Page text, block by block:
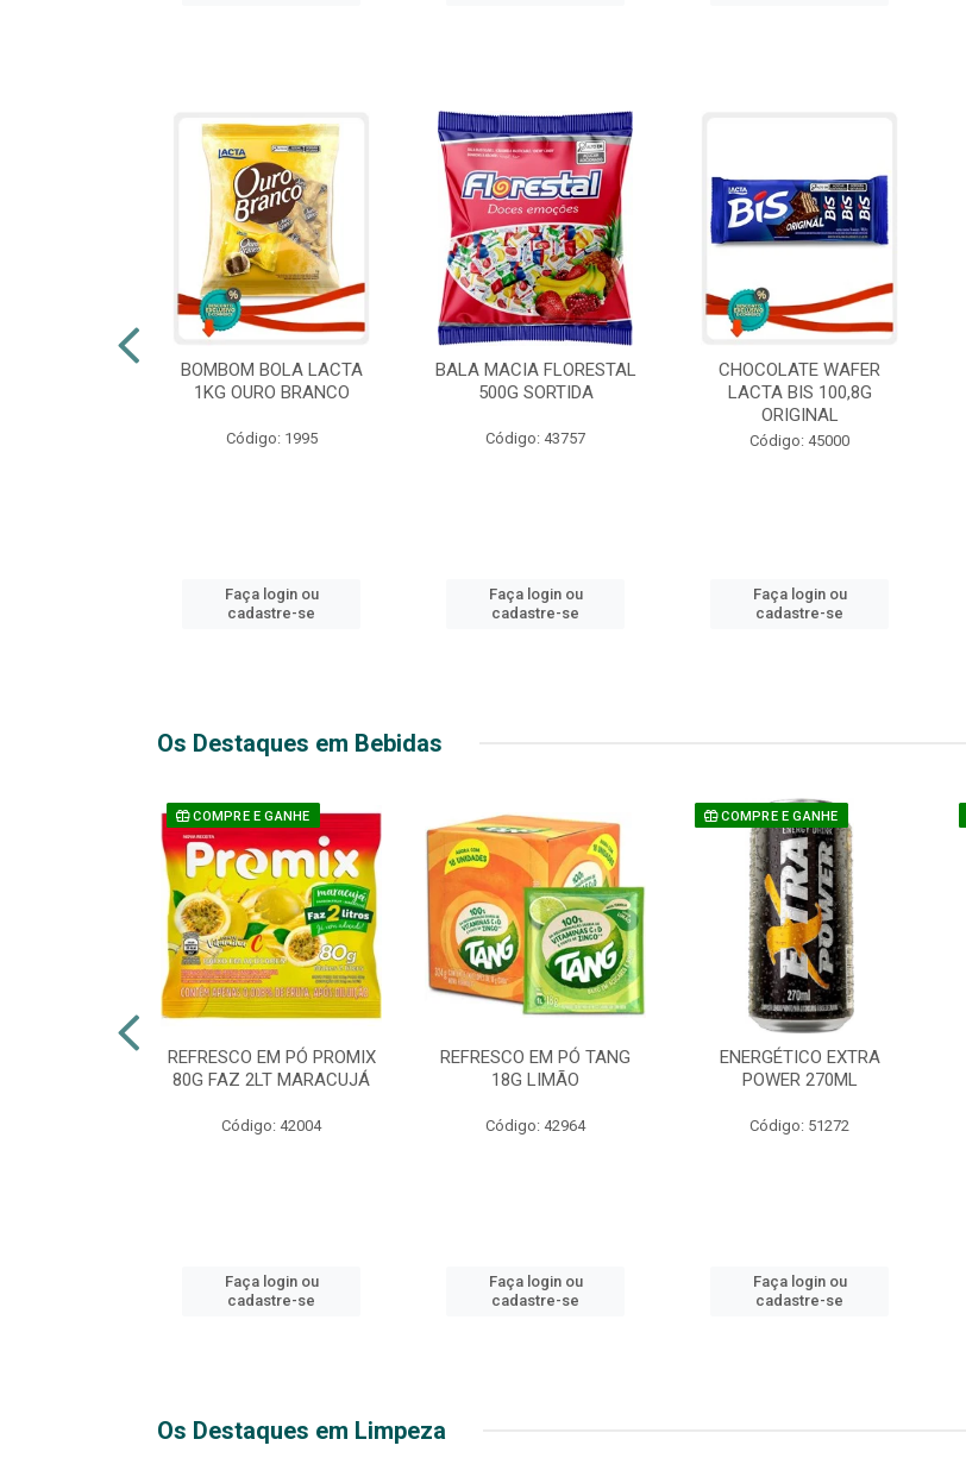
BOMBOM BOLA LACTA
1KG OURO BRANCO
Código: 1995
Faça login ou
cadastre-se
BALA MACIA FLORESTAL
500G SORTIDA
Código: 43757
Faça login ou
cadastre-se
CHOCOLATE WAFER
LACTA BIS 100,8G
ORIGINAL
Código: 45000
Faça login ou
cadastre-se
Os Destaques em Bebidas
COMPRE E GANHE
REFRESCO EM PÓ PROMIX
80G FAZ 2LT MARACUJÁ
Código: 42004
Faça login ou
cadastre-se
REFRESCO EM PÓ TANG
18G LIMÃO
Código: 42964
Faça login ou
cadastre-se
COMPRE E GANHE
ENERGÉTICO EXTRA
POWER 270ML
Código: 51272
Faça login ou
cadastre-se
Os Destaques em Limpeza